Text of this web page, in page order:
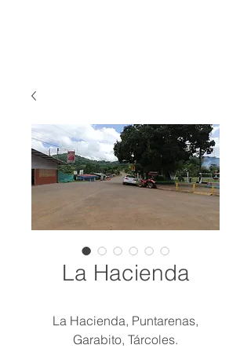
La Hacienda
La Hacienda, Puntarenas,
Garabito, Tárcoles.